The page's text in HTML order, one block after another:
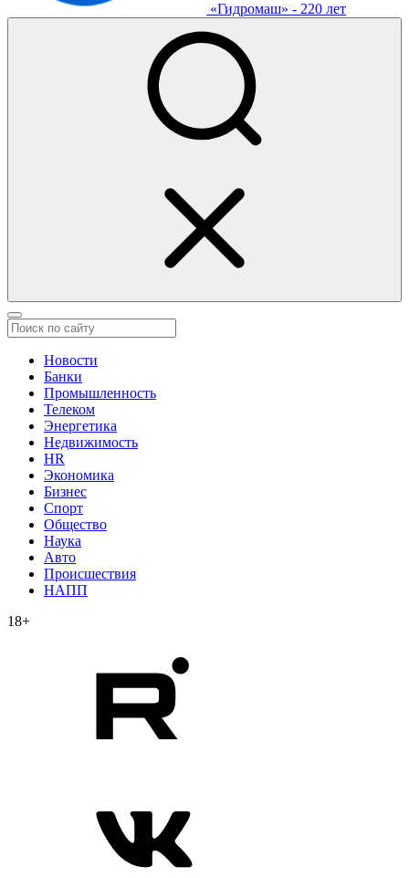
«Гидромаш» - 220 лет
Новости
Банки
Промышленность
Телеком
Энергетика
Недвижимость
HR
Экономика
Бизнес
Спорт
Общество
Наука
Авто
Происшествия
НАПП
18+